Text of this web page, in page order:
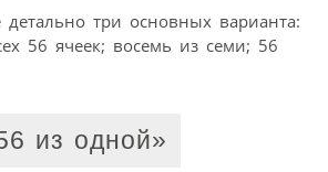
детально три основных варианта:
56 ячеек; восемь из семи; 56
из одной»